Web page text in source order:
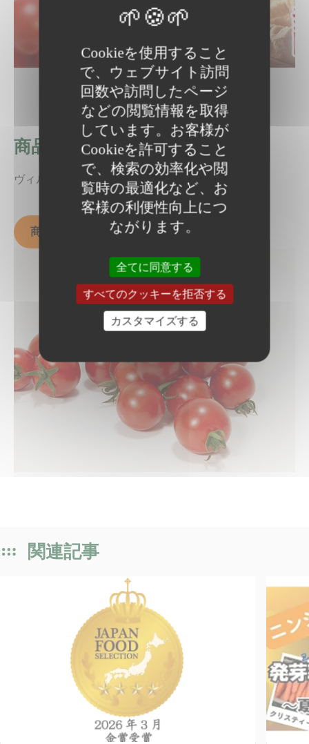
商品案内 トマト
ヴィルモランみかどのトマトの特長はこちら
商品案内「トマト」
関連記事
Cookieを使用すること
で、ウェブサイト訪問
回数や訪問したページ
などの閲覧情報を取得
しています。お客様が
Cookieを許可すること
で、検索の効率化や閲
覧時の最適化など、お
客様の利便性向上につ
ながります。
全てに同意する
すべてのクッキーを拒否する
カスタマイズする